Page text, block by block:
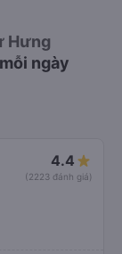
Hưng
ngày
4.4
(2223 đánh giá)